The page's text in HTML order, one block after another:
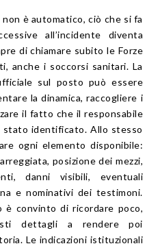
è automatico, ciò che si fa
all’incidente diventa
di chiamare subito le Forze
anche i soccorsi sanitari. La
sul posto può essere
la dinamica, raccogliere i
il fatto che il responsabile
stato identificato. Allo stesso
ogni elemento disponibile:
posizione dei mezzi,
danni visibili, eventuali
e nominativi dei testimoni.
è convinto di ricordare poco,
dettagli a rendere poi
Le indicazioni istituzionali